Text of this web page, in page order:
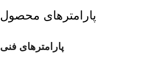
پارامترهای محصول
پارامترهای فنی